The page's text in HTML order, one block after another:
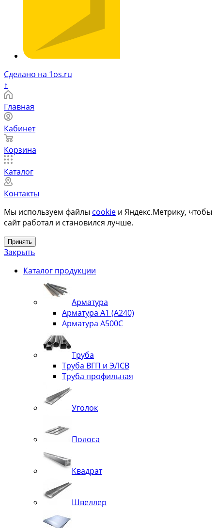
Сделано на 1os.ru
↑
Главная
Кабинет
Корзина
Каталог
Контакты
Мы используем файлы cookie и Яндекс.Метрику, чтобы
сайт работал и становился лучше.
Принять
Закрыть
Каталог продукции
Арматура
Арматура А1 (А240)
Арматура А500С
Труба
Труба ВГП и ЭЛСВ
Труба профильная
Уголок
Полоса
Квадрат
Швеллер